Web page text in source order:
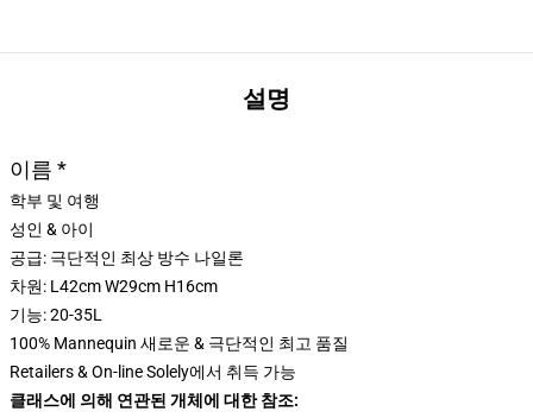
설명
이름 *
학부 및 여행
성인 & 아이
공급: 극단적인 최상 방수 나일론
차원: L42cm W29cm H16cm
기능: 20-35L
100% Mannequin 새로운 & 극단적인 최고 품질
Retailers & On-line Solely에서 취득 가능
클래스에 의해 연관된 개체에 대한 참조: